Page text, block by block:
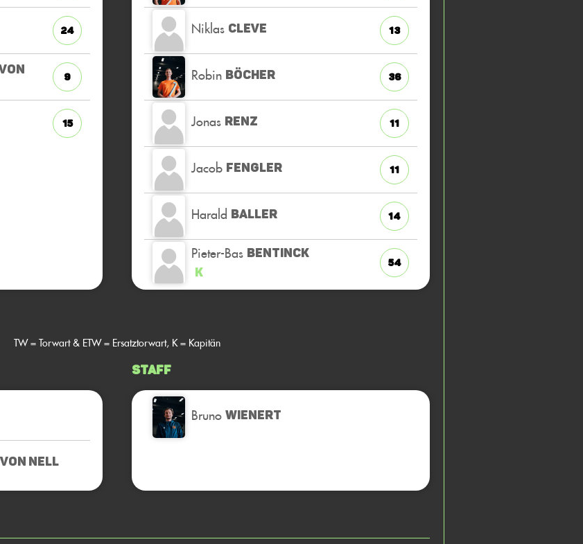
24
9
15
Niklas CLEVE 13
Robin BÖCHER 36
Jonas RENZ 11
Jacob FENGLER 11
Harald BALLER 14
Pieter-Bas BENTINCK
K
54
TW = Torwart & ETW = Ersatztorwart, K = Kapitän
NELL
Staff
Bruno WIENERT